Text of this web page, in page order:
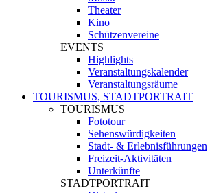
Theater
Kino
Schützenvereine
EVENTS
Highlights
Veranstaltungskalender
Veranstaltungsräume
TOURISMUS, STADTPORTRAIT
TOURISMUS
Fototour
Sehenswürdigkeiten
Stadt- & Erlebnisführungen
Freizeit-Aktivitäten
Unterkünfte
STADTPORTRAIT